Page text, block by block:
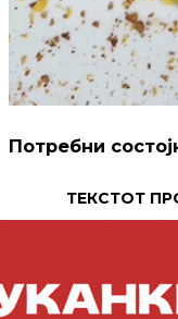
Потребни
ТЕКСТОТ